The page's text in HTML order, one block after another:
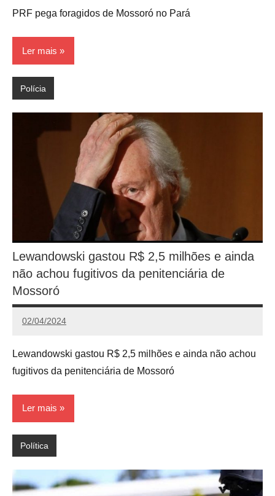
PRF pega foragidos de Mossoró no Pará
Ler mais
Polícia
Lewandowski gastou R$ 2,5 milhões e ainda
não achou fugitivos da penitenciária de
Mossoró
02/04/2024
Redação
Lewandowski gastou R$ 2,5 milhões e ainda não achou
fugitivos da penitenciária de Mossoró
Ler mais
Política